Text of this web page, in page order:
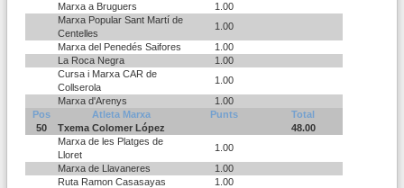
Marxa a Bruguers
1.00
Marxa Popular Sant Martí de
Centelles
1.00
Marxa del Penedés Saifores
1.00
La Roca Negra
1.00
Cursa i Marxa CAR de
Collserola
1.00
Marxa d'Arenys
1.00
Pos
Atleta Marxa Punts
Total
50
Txema Colomer López
48.00
Marxa de les Platges de
Lloret
1.00
Marxa de Llavaneres
1.00
Ruta Ramon Casasayas
1.00